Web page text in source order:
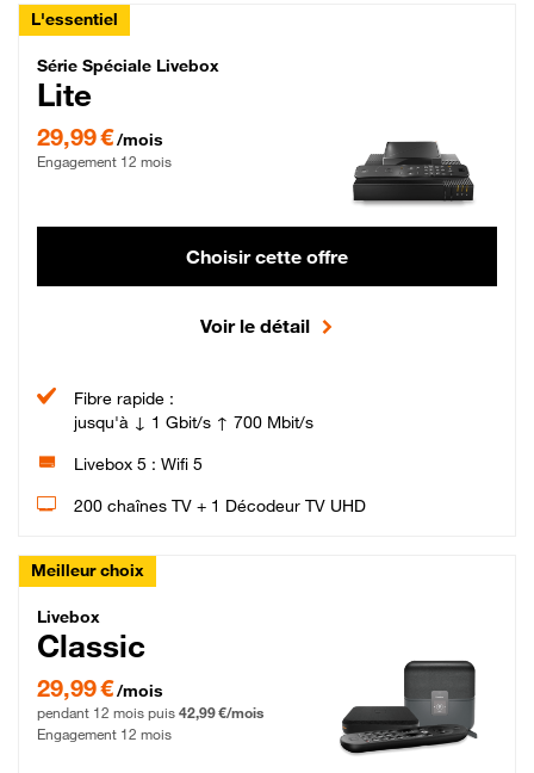
L'essentiel
Série Spéciale Livebox Lite Fibre
Série Spéciale Livebox
Lite
29,99 €/mois
Engagement 12 mois
Choisir cette offre
Voir le détail
Fibre rapide :
jusqu'à ↓ 1 Gbit/s ↑ 700 Mbit/s
Livebox 5 : Wifi 5
200 chaînes TV + 1 Décodeur TV UHD
Meilleur choix
Livebox Classic Fibre
Livebox
Classic
29,99 € par mois pendant 12 mois puis 42,99 € par mois, Engagement 12 mois
29,99 €/mois
pendant 12 mois puis 42,99 €/mois
Engagement 12 mois